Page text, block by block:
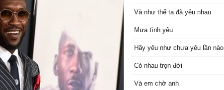
Và như thế ta đã yêu nhau
Mưa tình yêu
Hãy yêu như chưa yêu lần nào
Có nhau trọn đời
Và em chờ anh